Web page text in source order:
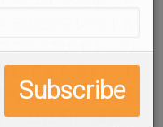
るパンフレットが
エッブサイト・リ
してください。お
なたの国に住みあ
、立法府の議員、